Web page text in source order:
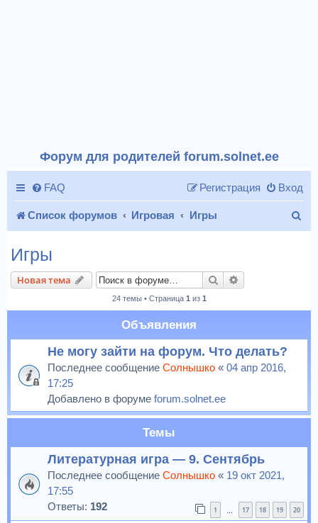
Форум для родителей forum.solnet.ee
FAQ Вход
Регистрация
Список форумов Игровая Игры
к
Игры
Новая тема Поиск
24 темы • Страница 1 из 1
Объявления
Не могу зайти на форум. Что делать?
Последнее сообщение Солнышко « 04 апр 2016,
17:25
Добавлено в форуме forum.solnet.ee
Темы
Литературная игра — 9. Сентябрь
Последнее сообщение Солнышко « 19 окт 2021,
17:55
Ответы: 192 1 17 18 19 20